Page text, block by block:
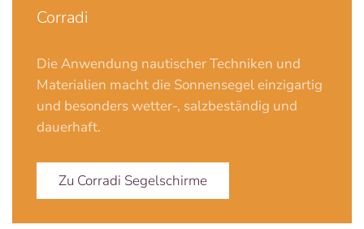
Corradi
Die Anwendung nautischer Techniken und
Materialien macht die Sonnensegel einzigartig
und besonders wetter-, salzbeständig und
dauerhaft.
Zu Corradi Segelschirme